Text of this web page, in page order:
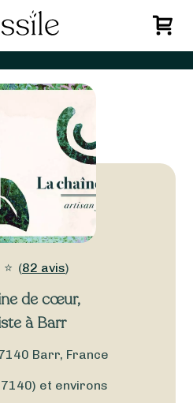
⭐ (82 avis)
de cœur,
à Barr
Barr, France
et environs